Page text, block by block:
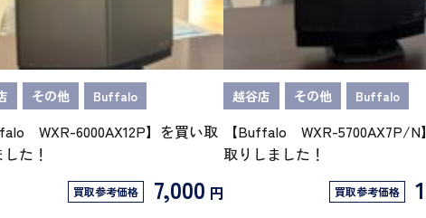
その他 Buffalo
WXR-6000AX12P】を買い取
た！
買取参考価格 7,000 円
越谷店 その他 Buffalo
【Buffalo WXR-5700AX7P/N
取りしました！
買取参考価格